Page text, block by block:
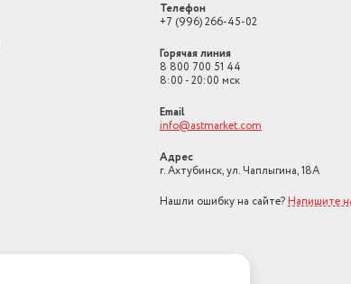
Телефон
+7 (996) 266-45-02
Горячая линия
8 800 700 51 44
8:00 - 20:00 мск
Email
info@astmarket.com
Адрес
г. Ахтубинск, ул. Чаплыгина, 18А
Нашли ошибку на сайте? Напишите